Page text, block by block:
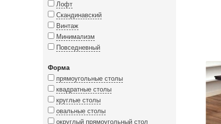
Лофт
Скандинавский
Винтаж
Минимализм
Повседневный
Форма
прямоугольные столы
квадратные столы
круглые столы
овальные столы
округлый прямоугольный стол